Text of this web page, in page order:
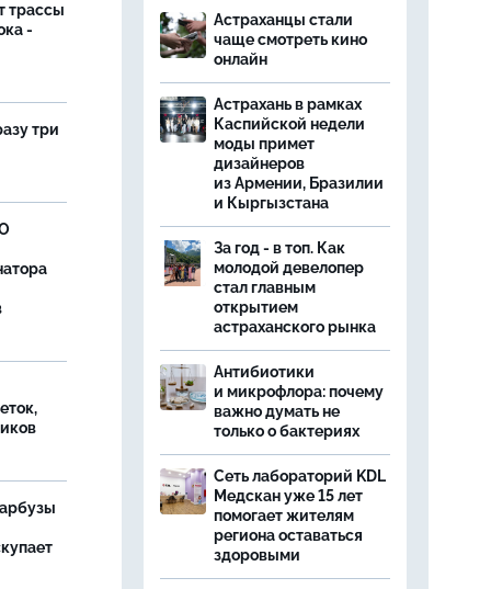
трассы
-
три
Астраханцы стали
чаще смотреть кино
онлайн
Астрахань в рамках
Каспийской недели
моды примет
дизайнеров
из Армении, Бразилии
и Кыргызстана
За год - в топ. Как
молодой девелопер
стал главным
открытием
астраханского рынка
Антибиотики
и микрофлора: почему
важно думать не
только о бактериях
Сеть лабораторий KDL
Медскан уже 15 лет
помогает жителям
региона оставаться
здоровыми